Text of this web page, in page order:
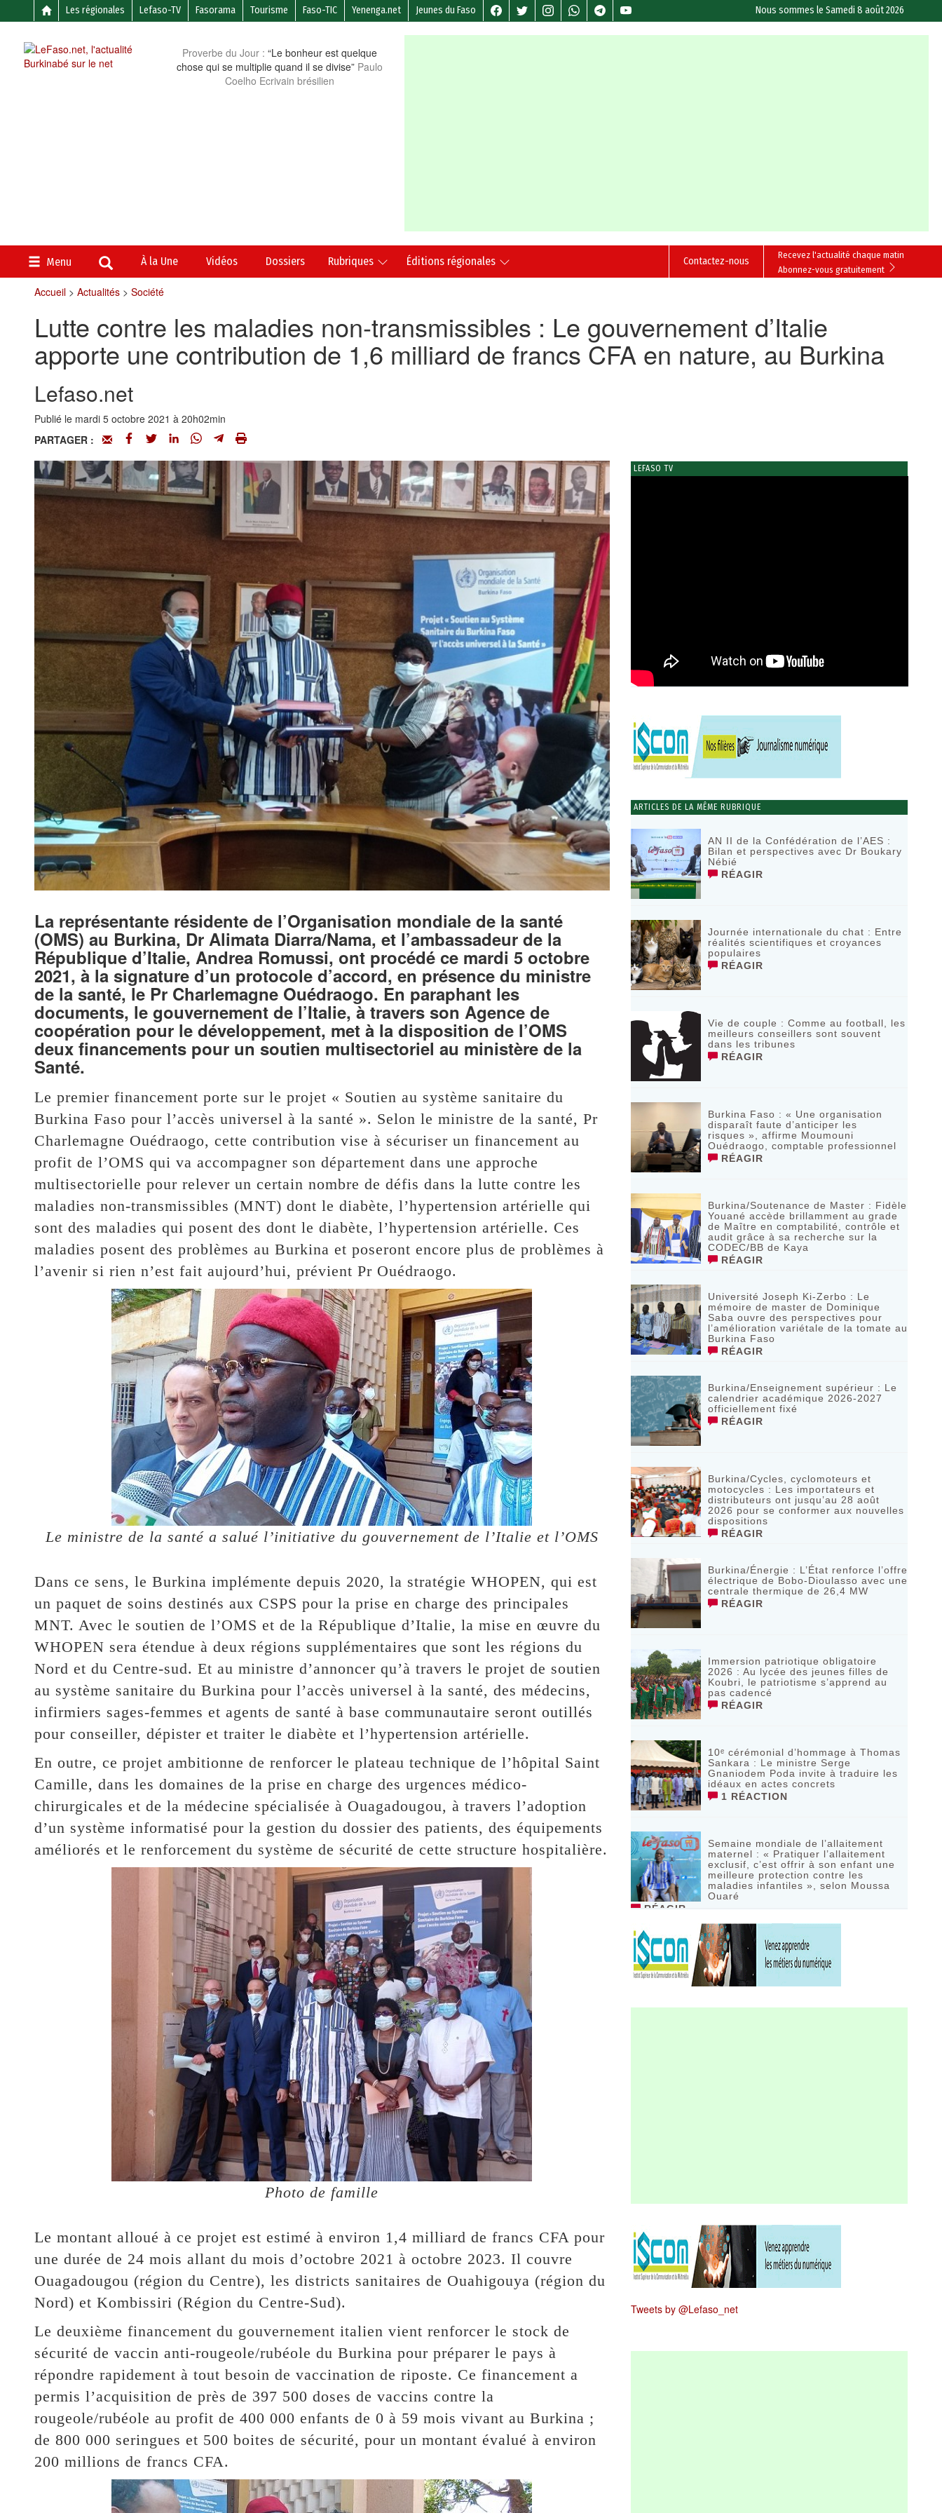
Les régionales Lefaso-TV Fasorama Tourisme Faso-TIC Yenenga.net Jeunes du Faso Nous sommes leSamedi 8 août 2026
Proverbe du Jour : “Le bonheur est quelque
chose qui se multiplie quand il se divise” Paulo
Coelho Ecrivain brésilien
Menu À la Une Vidéos Dossiers Rubriques Éditions régionales
Recevez l'actualité chaque matin
Abonnez-vous gratuitement
Contactez-nous
Accueil> Actualités> Société
Lutte contre les maladies non-transmissibles : Le gouvernement d’Italie
apporte une contribution de 1,6 milliard de francs CFA en nature, au Burkina
Lefaso.net
Publié le mardi 5 octobre 2021 à 20h02min
PARTAGER :
La représentante résidente de l’Organisation mondiale de la santé
(OMS) au Burkina, Dr Alimata Diarra/Nama, et l’ambassadeur de la
République d’Italie, Andrea Romussi, ont procédé ce mardi 5 octobre
2021, à la signature d’un protocole d’accord, en présence du ministre
de la santé, le Pr Charlemagne Ouédraogo. En paraphant les
documents, le gouvernement de l’Italie, à travers son Agence de
coopération pour le développement, met à la disposition de l’OMS
deux financements pour un soutien multisectoriel au ministère de la
Santé.
Le premier financement porte sur le projet « Soutien au système sanitaire du
Burkina Faso pour l’accès universel à la santé ». Selon le ministre de la santé, Pr
Charlemagne Ouédraogo, cette contribution vise à sécuriser un financement au
profit de l’OMS qui va accompagner son département dans une approche
multisectorielle pour relever un certain nombre de défis dans la lutte contre les
maladies non-transmissibles (MNT) dont le diabète, l’hypertension artérielle qui
sont des maladies qui posent des dont le diabète, l’hypertension artérielle. Ces
maladies posent des problèmes au Burkina et poseront encore plus de problèmes à
l’avenir si rien n’est fait aujourd’hui, prévient Pr Ouédraogo.
Le ministre de la santé a salué l’initiative du gouvernement de l’Italie et l’OMS
Dans ce sens, le Burkina implémente depuis 2020, la stratégie WHOPEN, qui est
un paquet de soins destinés aux CSPS pour la prise en charge des principales
MNT. Avec le soutien de l’OMS et de la République d’Italie, la mise en œuvre du
WHOPEN sera étendue à deux régions supplémentaires que sont les régions du
Nord et du Centre-sud. Et au ministre d’annoncer qu’à travers le projet de soutien
au système sanitaire du Burkina pour l’accès universel à la santé, des médecins,
infirmiers sages-femmes et agents de santé à base communautaire seront outillés
pour conseiller, dépister et traiter le diabète et l’hypertension artérielle.
En outre, ce projet ambitionne de renforcer le plateau technique de l’hôpital Saint
Camille, dans les domaines de la prise en charge des urgences médico-
chirurgicales et de la médecine spécialisée à Ouagadougou, à travers l’adoption
d’un système informatisé pour la gestion du dossier des patients, des équipements
améliorés et le renforcement du système de sécurité de cette structure hospitalière.
Photo de famille
Le montant alloué à ce projet est estimé à environ 1,4 milliard de francs CFA pour
une durée de 24 mois allant du mois d’octobre 2021 à octobre 2023. Il couvre
Ouagadougou (région du Centre), les districts sanitaires de Ouahigouya (région du
Nord) et Kombissiri (Région du Centre-Sud).
Le deuxième financement du gouvernement italien vient renforcer le stock de
sécurité de vaccin anti-rougeole/rubéole du Burkina pour préparer le pays à
répondre rapidement à tout besoin de vaccination de riposte. Ce financement a
permis l’acquisition de près de 397 500 doses de vaccins contre la
rougeole/rubéole au profit de 400 000 enfants de 0 à 59 mois vivant au Burkina ;
de 800 000 seringues et 500 boites de sécurité, pour un montant évalué à environ
200 millions de francs CFA.
LEFASO TV
ARTICLES DE LA MÊME RUBRIQUE
AN II de la Confédération de l’AES :
Bilan et perspectives avec Dr Boukary
Nébié
RÉAGIR
Journée internationale du chat : Entre
réalités scientifiques et croyances
populaires
RÉAGIR
Vie de couple : Comme au football, les
meilleurs conseillers sont souvent
dans les tribunes
RÉAGIR
Burkina Faso : « Une organisation
disparaît faute d’anticiper les
risques », affirme Moumouni
Ouédraogo, comptable professionnel
RÉAGIR
Burkina/Soutenance de Master : Fidèle
Youané accède brillamment au grade
de Maître en comptabilité, contrôle et
audit grâce à sa recherche sur la
CODEC/BB de Kaya
RÉAGIR
Université Joseph Ki-Zerbo : Le
mémoire de master de Dominique
Saba ouvre des perspectives pour
l’amélioration variétale de la tomate au
Burkina Faso
RÉAGIR
Burkina/Enseignement supérieur : Le
calendrier académique 2026-2027
officiellement fixé
RÉAGIR
Burkina/Cycles, cyclomoteurs et
motocycles : Les importateurs et
distributeurs ont jusqu’au 28 août
2026 pour se conformer aux nouvelles
dispositions
RÉAGIR
Burkina/Énergie : L’État renforce l’offre
électrique de Bobo-Dioulasso avec une
centrale thermique de 26,4 MW
RÉAGIR
Immersion patriotique obligatoire
2026 : Au lycée des jeunes filles de
Koubri, le patriotisme s’apprend au
pas cadencé
RÉAGIR
10ᵉ cérémonial d’hommage à Thomas
Sankara : Le ministre Serge
Gnaniodem Poda invite à traduire les
idéaux en actes concrets
1 RÉACTION
Semaine mondiale de l’allaitement
maternel : « Pratiquer l’allaitement
exclusif, c’est offrir à son enfant une
meilleure protection contre les
maladies infantiles », selon Moussa
Ouaré
RÉAGIR
Tweets by @Lefaso_net